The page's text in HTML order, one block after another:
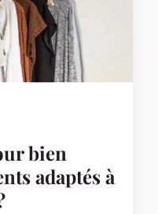
bien
adaptés à